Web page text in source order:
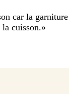
car la
la cuisson.»